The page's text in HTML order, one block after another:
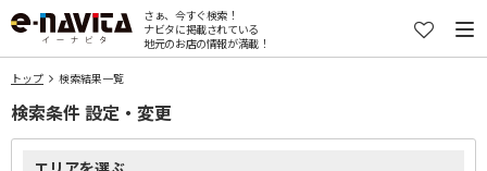
さぁ、今すぐ検索！
ナビタに掲載されている
地元のお店の情報が満載！
トップ 検索結果一覧
検索条件 設定・変更